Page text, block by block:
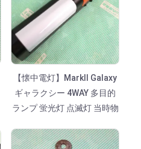
【懐中電灯】MarkⅡ Galaxy
ギャラクシー 4WAY 多目的
ランプ 蛍光灯 点滅灯 当時物